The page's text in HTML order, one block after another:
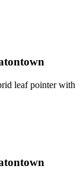
leaf pointer with